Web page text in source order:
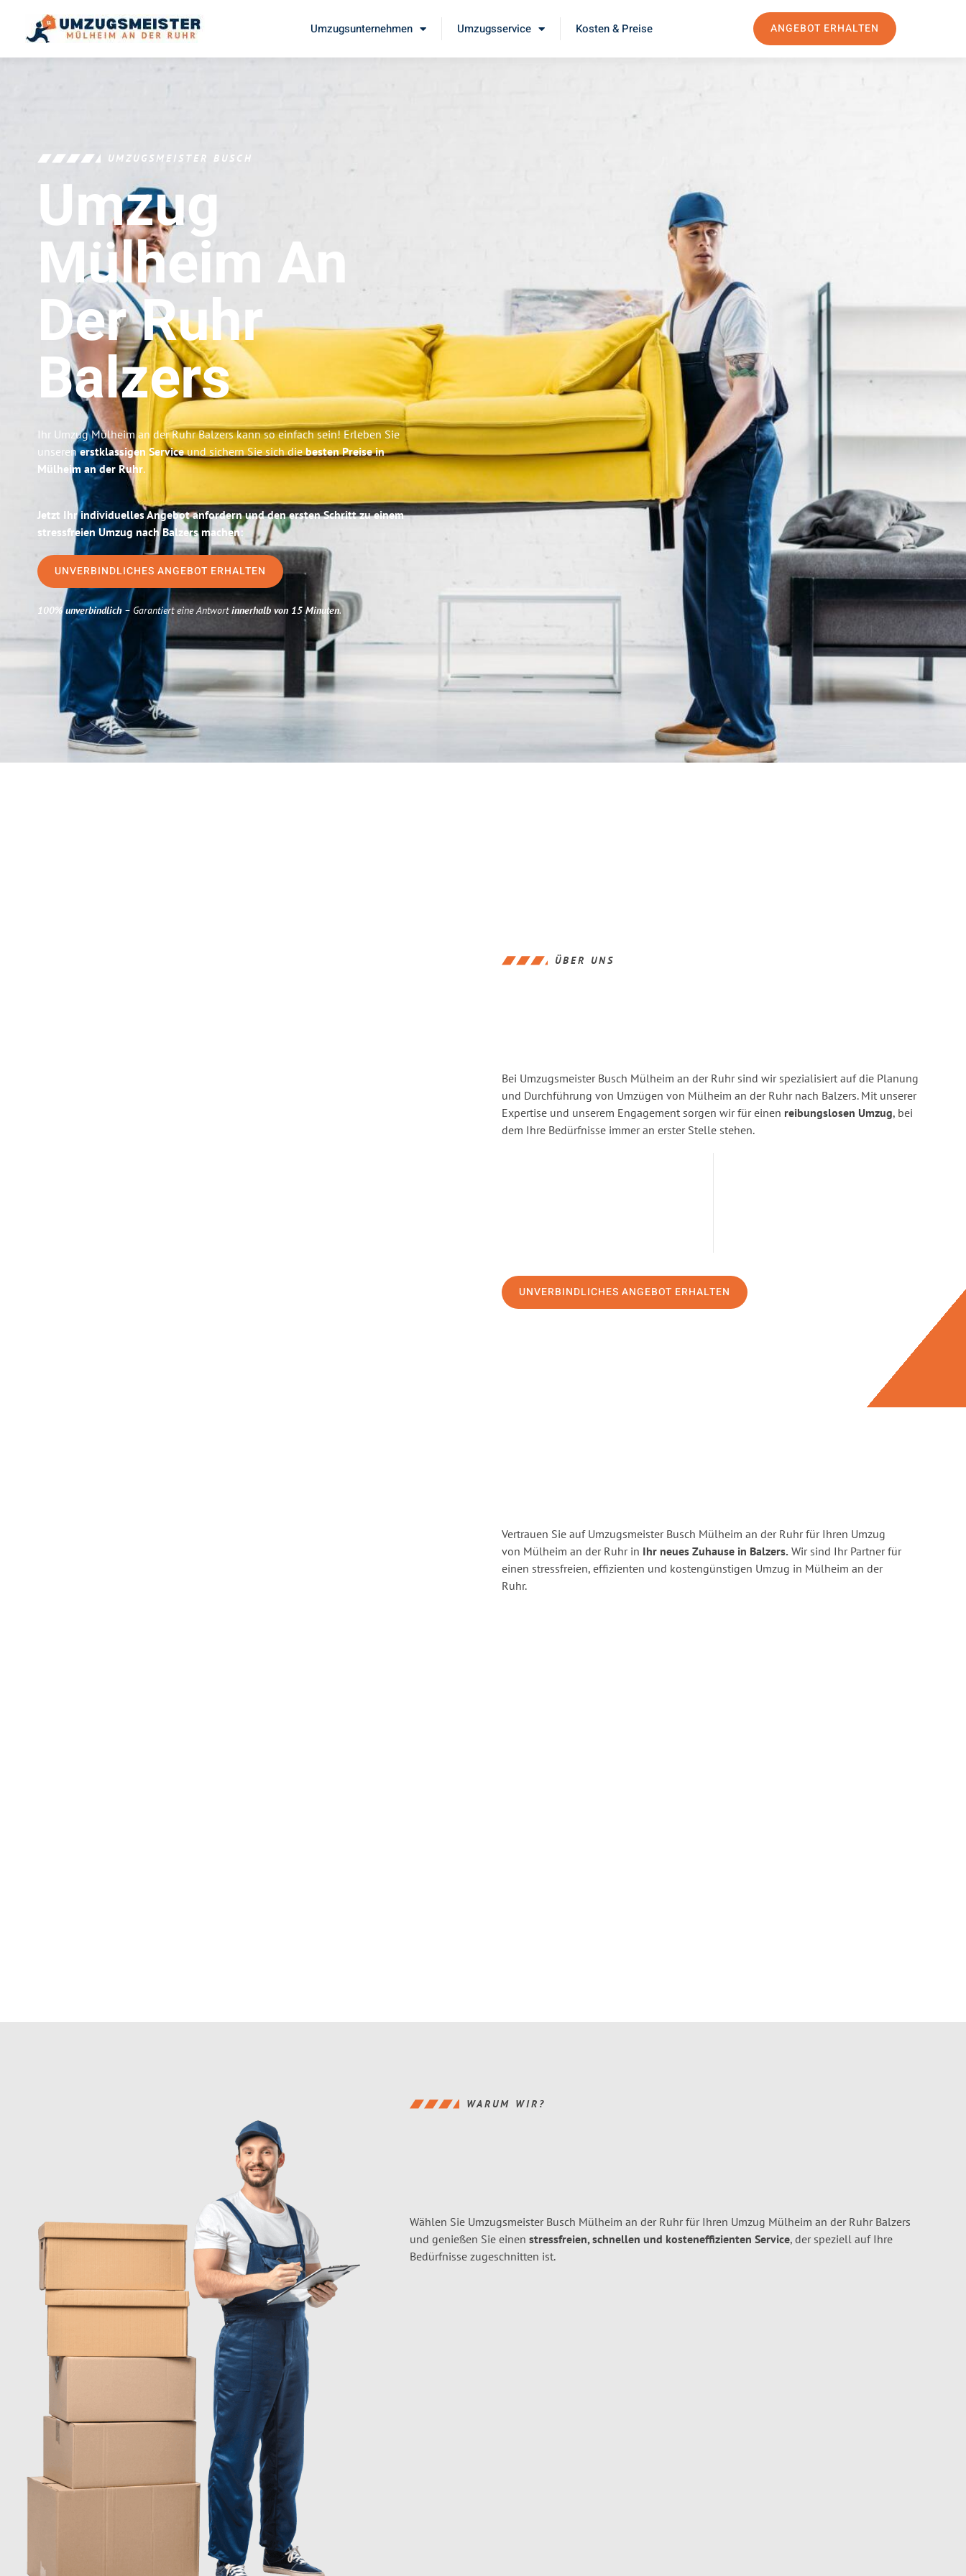
Umzugsunternehmen Umzugsservice Kosten & Preise ANGEBOT ERHALTEN
UMZUGSMEISTER BUSCH
Umzug
Mülheim An
Der Ruhr
Balzers
Ihr Umzug Mülheim an der Ruhr Balzers kann so einfach sein! Erleben Sie
unserenerstklassigen Serviceund sichern Sie sich diebesten Preise in
Mülheim an der Ruhr.
Jetzt Ihr individuelles Angebot anfordern und den ersten Schritt zu einem
stressfreien Umzug nach Balzers machen:
UNVERBINDLICHES ANGEBOT ERHALTEN
100% unverbindlich– Garantiert eine Antwortinnerhalb von 15 Minuten.
ÜBER UNS
Bei Umzugsmeister Busch Mülheim an der Ruhr sind wir spezialisiert auf die Planung
und Durchführung von Umzügen von Mülheim an der Ruhr nach Balzers. Mit unserer
Expertise und unserem Engagement sorgen wir für einen reibungslosen Umzug, bei
dem Ihre Bedürfnisse immer an erster Stelle stehen.
UNVERBINDLICHES ANGEBOT ERHALTEN
Vertrauen Sie auf Umzugsmeister Busch Mülheim an der Ruhr für Ihren Umzug
von Mülheim an der Ruhr in Ihr neues Zuhause in Balzers. Wir sind Ihr Partner für
einen stressfreien, effizienten und kostengünstigen Umzug in Mülheim an der
Ruhr.
WARUM WIR?
Wählen Sie Umzugsmeister Busch Mülheim an der Ruhr für Ihren Umzug Mülheim an der Ruhr Balzers
und genießen Sie einen stressfreien, schnellen und kosteneffizienten Service, der speziell auf Ihre
Bedürfnisse zugeschnitten ist.